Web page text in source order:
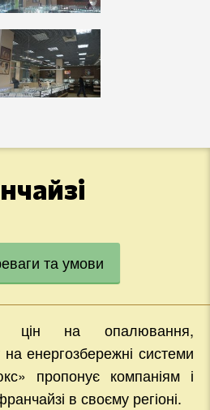
та умови
цін на опалювання,
енергозбережні системи
пропонує компаніям і
в своєму регіоні.